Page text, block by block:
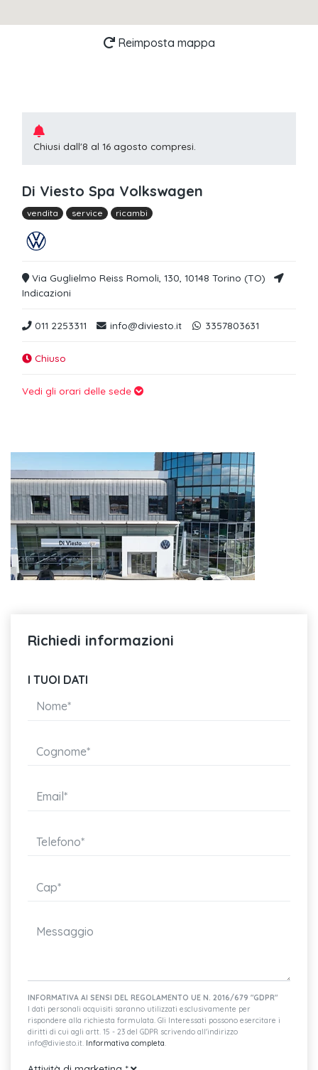
Reimposta mappa
Chiusi dall'8 al 16 agosto compresi.
Di Viesto Spa Volkswagen
vendita service ricambi
Via Guglielmo Reiss Romoli, 130, 10148 Torino (TO)
Indicazioni
011 2253311 info@diviesto.it 3357803631
Chiuso
Vedi gli orari delle sede
Richiedi informazioni
I TUOI DATI
INFORMATIVA AI SENSI DEL REGOLAMENTO UE N. 2016/679 "GDPR"
I dati personali acquisiti saranno utilizzati esclusivamente per
rispondere alla richiesta formulata. Gli Interessati possono esercitare i
diritti di cui agli artt. 15 - 23 del GDPR scrivendo all'indirizzo
info@diviesto.it. Informativa completa.